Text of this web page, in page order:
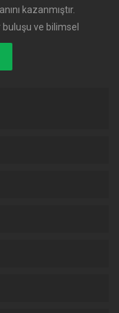
kazanmıştır.
buluşu ve bilimsel